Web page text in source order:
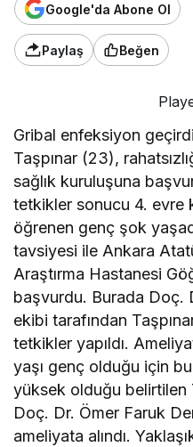
Google'da Abone Ol
Paylaş Beğen
Gribal enfeksiyon
Taşpınar (23),
sağlık kuruluşuna
tetkikler sonucu 4. evre
öğrenen genç şok
tavsiyesi ile Ankara
Araştırma Hastanesi
başvurdu. Burada Doç.
ekibi tarafından
tetkikler yapıldı.
yaşı genç olduğu için
yüksek olduğu belirtilen
Doç. Dr. Ömer Faruk
ameliyata alındı.